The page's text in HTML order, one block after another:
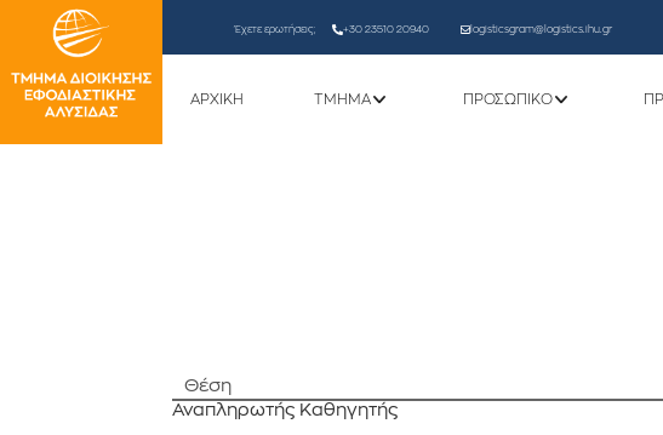
Έχετε ερωτήσεις; +30 23510 20940 logisticsgram@logistics.ihu.gr
ΑΡΧΙΚΗ ΤΜΗΜΑ ΠΡΟΣΩΠΙΚΌ
Θέση
Αναπληρωτής Καθηγητής